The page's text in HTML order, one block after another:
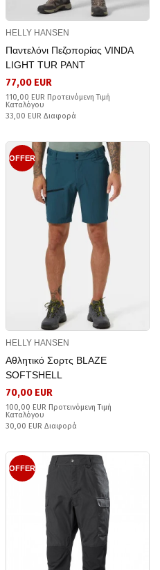
HELLY HANSEN
Παντελόνι Πεζοπορίας VINDA
LIGHT TUR PANT
77,00 EUR
110,00 EUR Προτεινόμενη Τιμή
Καταλόγου
33,00 EUR Διαφορά
OFFER
HELLY HANSEN
Αθλητικό Σορτς BLAZE
SOFTSHELL
70,00 EUR
100,00 EUR Προτεινόμενη Τιμή
Καταλόγου
30,00 EUR Διαφορά
OFFER